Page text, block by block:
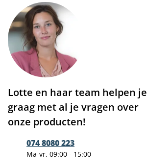
Lotte en haar team helpen je
graag met al je vragen over
onze producten!
074 8080 223
Ma-vr, 09:00 - 15:00